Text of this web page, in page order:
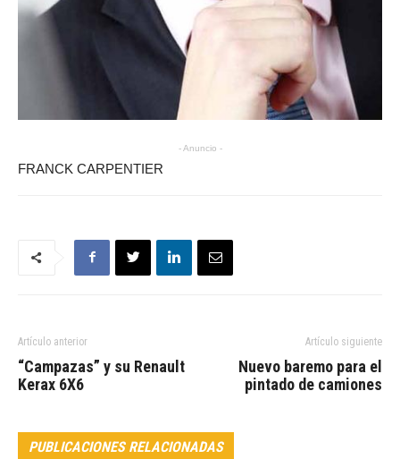
- Anuncio -
FRANCK CARPENTIER
Artículo anterior
“Campazas” y su Renault
Kerax 6X6
Artículo siguiente
Nuevo baremo para el
pintado de camiones
PUBLICACIONES RELACIONADAS